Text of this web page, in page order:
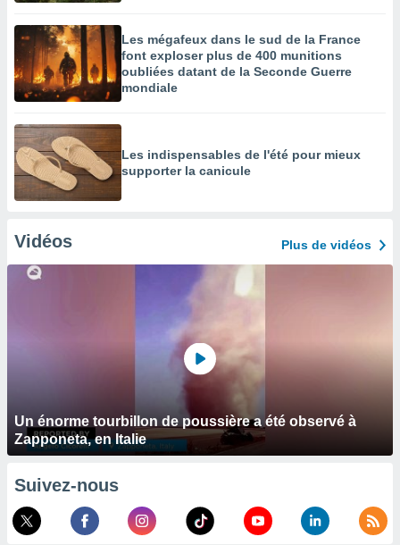
Les mégafeux dans le sud de la France
font exploser plus de 400 munitions
oubliées datant de la Seconde Guerre
mondiale
Les indispensables de l'été pour mieux
supporter la canicule
Vidéos Plus de vidéos
Un énorme tourbillon de poussière a été observé à
Zapponeta, en Italie
Suivez-nous